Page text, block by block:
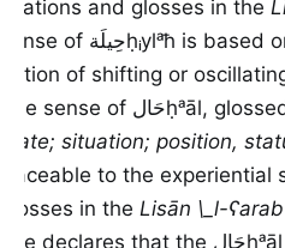
citations and glosses in the
sense of حِيلَةḥᵢylᵃħ is based
notion of shifting or
The sense of حَالḥᵃāl,
state; situation; position,
traceable to the experiential
glosses in the Lisān \_l-ʕarab
one declares that the حَالḥᵃāl